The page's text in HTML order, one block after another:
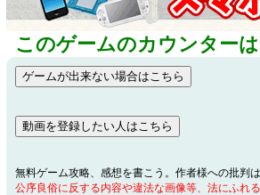
このゲームのカウンター
無料ゲーム攻略、感想を書こう。作者様への批判は
公序良俗に反する内容や違法な画像等、法にふれ